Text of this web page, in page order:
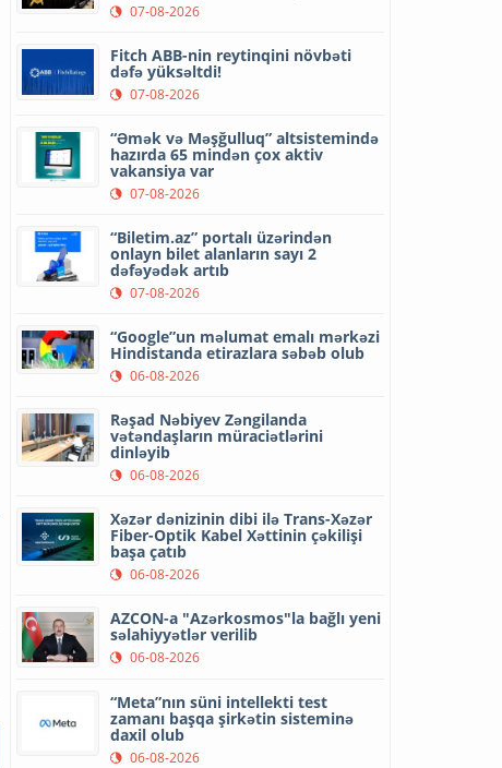
07-08-2026
Fitch ABB-nin reytinqini növbəti
dəfə yüksəltdi!
07-08-2026
“Əmək və Məşğulluq” altsistemində
hazırda 65 mindən çox aktiv
vakansiya var
07-08-2026
“Biletim.az” portalı üzərindən
onlayn bilet alanların sayı 2
dəfəyədək artıb
07-08-2026
“Google”un məlumat emalı mərkəzi
Hindistanda etirazlara səbəb olub
06-08-2026
Rəşad Nəbiyev Zəngilanda
vətəndaşların müraciətlərini
dinləyib
06-08-2026
Xəzər dənizinin dibi ilə Trans-Xəzər
Fiber-Optik Kabel Xəttinin çəkilişi
başa çatıb
06-08-2026
AZCON-a "Azərkosmos"la bağlı yeni
səlahiyyətlər verilib
06-08-2026
“Meta”nın süni intellekti test
zamanı başqa şirkətin sisteminə
daxil olub
06-08-2026